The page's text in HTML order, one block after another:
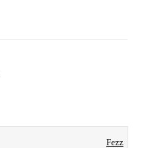
Fezz